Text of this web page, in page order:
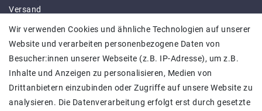
Versand
Impressum
Daten­schutz­erklärung
Barrierefreiheitserklärung
Kontakt
SICHER BEZAHLEN
Wir verwenden Cookies und ähnliche Technologien auf unserer
Website und verarbeiten personenbezogene Daten von
Besucher:innen unserer Webseite (z.B. IP-Adresse), um z.B.
Inhalte und Anzeigen zu personalisieren, Medien von
Drittanbietern einzubinden oder Zugriffe auf unsere Website zu
analysieren. Die Datenverarbeitung erfolgt erst durch gesetzte